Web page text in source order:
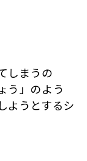
しまうの
う」のよう
ようとするシ